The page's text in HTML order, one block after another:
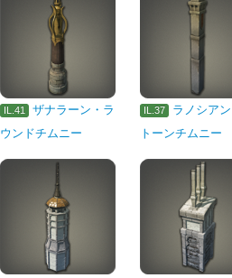
IL.41
ザナラーン・ラ
ウンドチムニー
IL.37
ラノシア
トーンチムニー